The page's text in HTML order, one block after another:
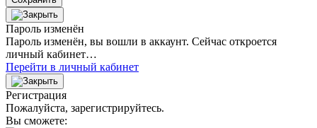
Пароль изменён
Пароль изменён, вы вошли в аккаунт. Сейчас откроется
личный кабинет…
Перейти в личный кабинет
Регистрация
Пожалуйста, зарегистрируйтесь.
Вы сможете: